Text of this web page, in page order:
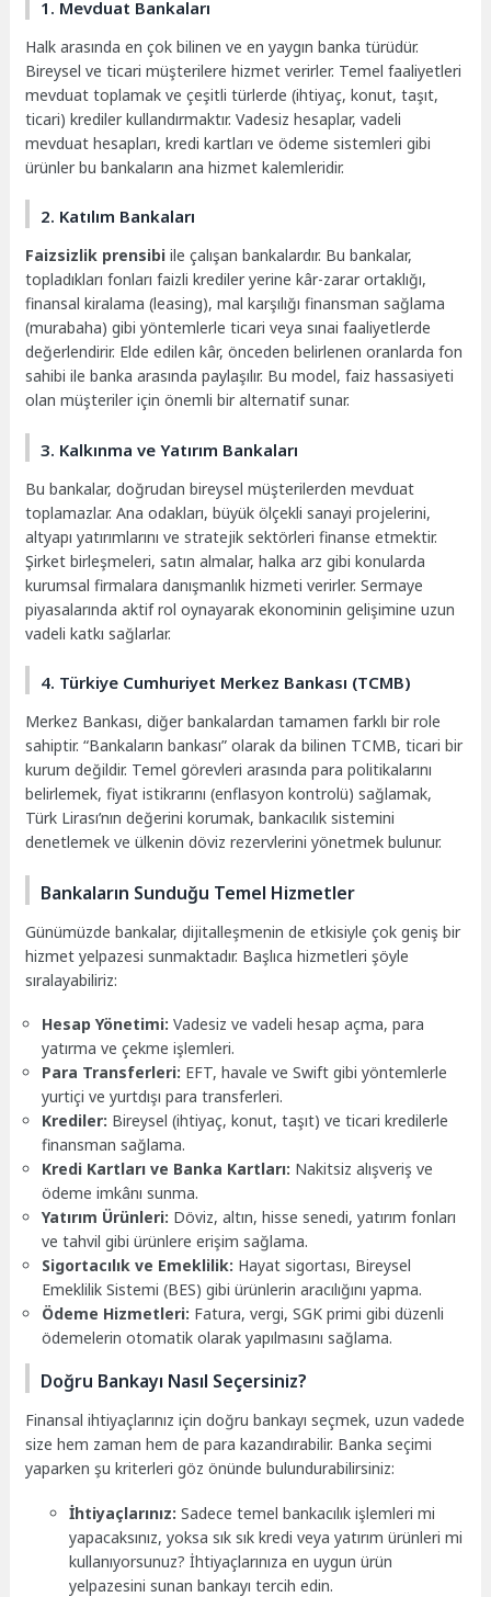
1. Mevduat Bankaları
Halk arasında en çok bilinen ve en yaygın banka türüdür.
Bireysel ve ticari müşterilere hizmet verirler. Temel faaliyetleri
mevduat toplamak ve çeşitli türlerde (ihtiyaç, konut, taşıt,
ticari) krediler kullandırmaktır. Vadesiz hesaplar, vadeli
mevduat hesapları, kredi kartları ve ödeme sistemleri gibi
ürünler bu bankaların ana hizmet kalemleridir.
2. Katılım Bankaları
Faizsizlik prensibi ile çalışan bankalardır. Bu bankalar,
topladıkları fonları faizli krediler yerine kâr-zarar ortaklığı,
finansal kiralama (leasing), mal karşılığı finansman sağlama
(murabaha) gibi yöntemlerle ticari veya sınai faaliyetlerde
değerlendirir. Elde edilen kâr, önceden belirlenen oranlarda fon
sahibi ile banka arasında paylaşılır. Bu model, faiz hassasiyeti
olan müşteriler için önemli bir alternatif sunar.
3. Kalkınma ve Yatırım Bankaları
Bu bankalar, doğrudan bireysel müşterilerden mevduat
toplamazlar. Ana odakları, büyük ölçekli sanayi projelerini,
altyapı yatırımlarını ve stratejik sektörleri finanse etmektir.
Şirket birleşmeleri, satın almalar, halka arz gibi konularda
kurumsal firmalara danışmanlık hizmeti verirler. Sermaye
piyasalarında aktif rol oynayarak ekonominin gelişimine uzun
vadeli katkı sağlarlar.
4. Türkiye Cumhuriyet Merkez Bankası (TCMB)
Merkez Bankası, diğer bankalardan tamamen farklı bir role
sahiptir. “Bankaların bankası” olarak da bilinen TCMB, ticari bir
kurum değildir. Temel görevleri arasında para politikalarını
belirlemek, fiyat istikrarını (enflasyon kontrolü) sağlamak,
Türk Lirası’nın değerini korumak, bankacılık sistemini
denetlemek ve ülkenin döviz rezervlerini yönetmek bulunur.
Bankaların Sunduğu Temel Hizmetler
Günümüzde bankalar, dijitalleşmenin de etkisiyle çok geniş bir
hizmet yelpazesi sunmaktadır. Başlıca hizmetleri şöyle
sıralayabiliriz:
Hesap Yönetimi: Vadesiz ve vadeli hesap açma, para
yatırma ve çekme işlemleri.
Para Transferleri: EFT, havale ve Swift gibi yöntemlerle
yurtiçi ve yurtdışı para transferleri.
Krediler: Bireysel (ihtiyaç, konut, taşıt) ve ticari kredilerle
finansman sağlama.
Kredi Kartları ve Banka Kartları: Nakitsiz alışveriş ve
ödeme imkânı sunma.
Yatırım Ürünleri: Döviz, altın, hisse senedi, yatırım fonları
ve tahvil gibi ürünlere erişim sağlama.
Sigortacılık ve Emeklilik: Hayat sigortası, Bireysel
Emeklilik Sistemi (BES) gibi ürünlerin aracılığını yapma.
Ödeme Hizmetleri: Fatura, vergi, SGK primi gibi düzenli
ödemelerin otomatik olarak yapılmasını sağlama.
Doğru Bankayı Nasıl Seçersiniz?
Finansal ihtiyaçlarınız için doğru bankayı seçmek, uzun vadede
size hem zaman hem de para kazandırabilir. Banka seçimi
yaparken şu kriterleri göz önünde bulundurabilirsiniz:
İhtiyaçlarınız: Sadece temel bankacılık işlemleri mi
yapacaksınız, yoksa sık sık kredi veya yatırım ürünleri mi
kullanıyorsunuz? İhtiyaçlarınıza en uygun ürün
yelpazesini sunan bankayı tercih edin.